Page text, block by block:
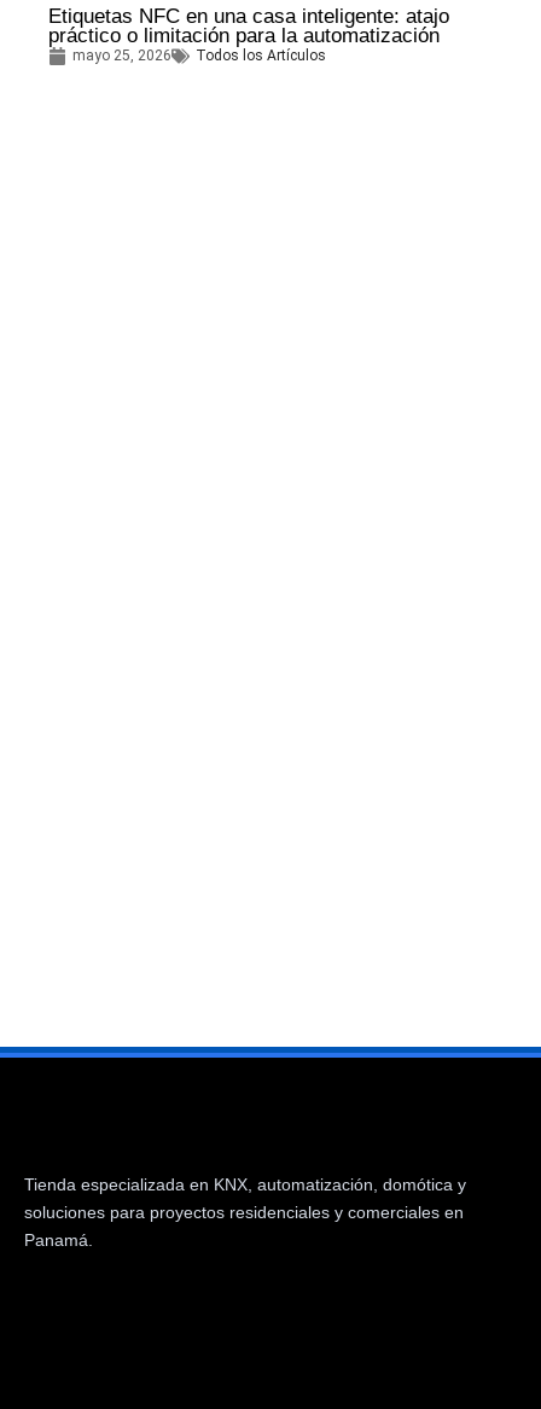
Etiquetas NFC en una casa inteligente: atajo
práctico o limitación para la automatización
mayo 25, 2026 Todos los Artículos
Tienda especializada en KNX, automatización, domótica y
soluciones para proyectos residenciales y comerciales en
Panamá.